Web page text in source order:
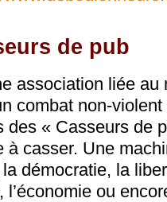
de pub
association liée
combat non-
des « Casseurs de
à casser. Une
démocratie, la
l’économie ou